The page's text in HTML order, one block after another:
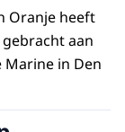
Oranje heeft
aan
in Den